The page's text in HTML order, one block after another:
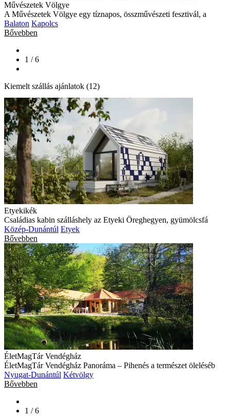
Művészetek Völgye
A Művészetek Völgye egy tíznapos, összművészeti fesztivál, a
Balaton Kapolcs
Bővebben
1 / 6
Kiemelt szállás ajánlatok (12)
Etyekikék
Családias kabin szálláshely az Etyeki Öreghegyen, gyümölcsfá
Közép-Dunántúl Etyek
Bővebben
ÉletMagTár Vendégház
ÉletMagTár Vendégház Panoráma – Pihenés a természet öleléséb
Nyugat-Dunántúl Kétvölgy
Bővebben
1 / 6